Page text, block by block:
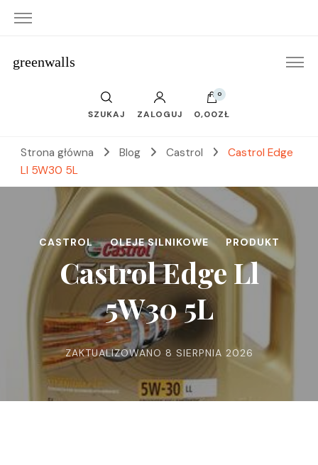
greenwalls
SZUKAJ ZALOGUJ
0
0,00ZŁ
Strona główna Blog Castrol
Castrol Edge
Ll 5W30 5L
CASTROL OLEJE SILNIKOWE PRODUKT
Castrol Edge Ll
5W30 5L
ZAKTUALIZOWANO 8 SIERPNIA 2026